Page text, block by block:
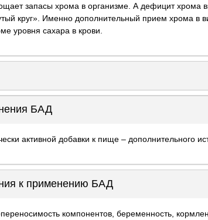
запасы хрома в организме. А дефицит хрома
круг». Именно дополнительный прием хрома в
уровня сахара в крови.
БАД
активной добавки к пище – дополнительного
к применению БАД
компонентов, беременность,